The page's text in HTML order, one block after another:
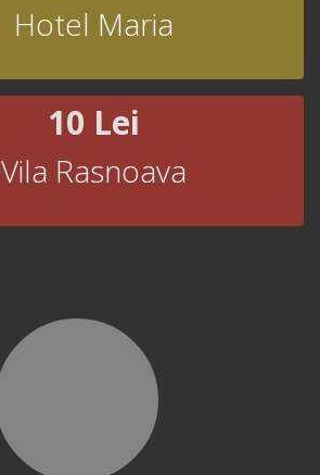
Hotel Maria
10 Lei
Vila Rasnoava